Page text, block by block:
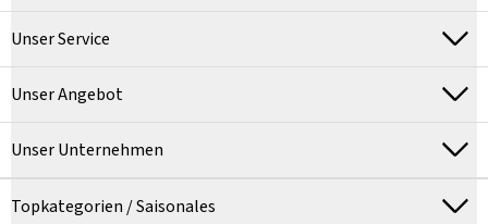
Unser Service
Unser Angebot
Unser Unternehmen
Topkategorien / Saisonales